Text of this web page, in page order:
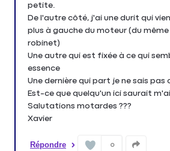
petite.
De l'autre côté, j'ai une durit qui
plus à gauche du moteur (du
robinet)
Une autre qui est fixée à ce qui
essence
Une dernière qui part je ne sais pas
Est-ce que quelqu'un ici saurait
Salutations motardes ???
Xavier
Répondre 0